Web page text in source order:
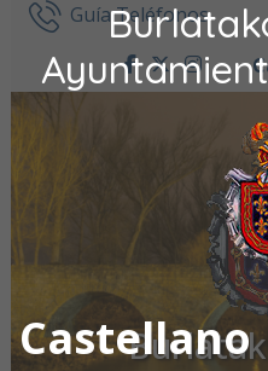
Castellano
Ir al contenidoGuía Teléfonos
facebook